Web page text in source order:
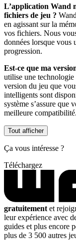
L’application Wand
fichiers de jeu ?
en agissant sur la
vos fichiers. Nous
données lorsque vous
progression.
Est-ce que ma
utilise une technologie
version du jeu que
intelligents sont
système s’assure que
meilleure compatibilité.
Tout afficher
Ça vous intéresse ?
Téléchargez
gratuitement et
leur expérience avec
guides et plus encore
plus de 3 500 autres